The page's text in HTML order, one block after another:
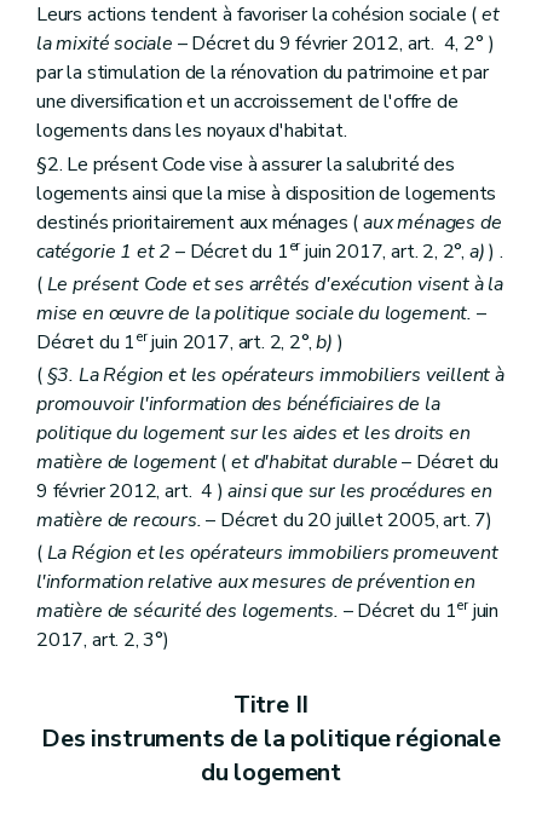
Leurs actions tendent à favoriser la cohésion sociale (et
la mixité sociale – Décret du 9 février 2012, art. 4, 2° )
par la stimulation de la rénovation du patrimoine et par
une diversification et un accroissement de l'offre de
logements dans les noyaux d'habitat.
§2. Le présent Code vise à assurer la salubrité des
logements ainsi que la mise à disposition de logements
destinés prioritairement aux ménages (aux ménages de
catégorie 1 et 2 – Décret du 1erjuin 2017, art. 2, 2°, a)) .
(Le présent Code et ses arrêtés d'exécution visent à la
mise en œuvre de la politique sociale du logement. –
Décret du 1erjuin 2017, art. 2, 2°,b) )
( §3. La Région et les opérateurs immobiliers veillent à
promouvoir l'information des bénéficiaires de la
politique du logement sur les aides et les droits en
matière de logement(et d'habitat durable– Décret du
9 février 2012, art. 4 )ainsi que sur les procédures en
matière de recours.– Décret du 20 juillet 2005, art. 7)
(La Région et les opérateurs immobiliers promeuvent
l'information relative aux mesures de prévention en
matière de sécurité des logements. – Décret du 1erjuin
2017, art. 2, 3°)
Titre II
Des instruments de la politique régionale
du logement